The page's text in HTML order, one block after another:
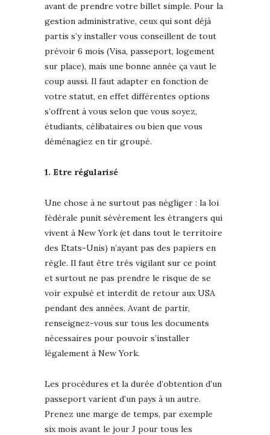
avant de prendre votre billet simple. Pour la
gestion administrative, ceux qui sont déjà
partis s’y installer vous conseillent de tout
prévoir 6 mois (Visa, passeport, logement
sur place), mais une bonne année ça vaut le
coup aussi. Il faut adapter en fonction de
votre statut, en effet différentes options
s’offrent à vous selon que vous soyez,
étudiants, célibataires ou bien que vous
déménagiez en tir groupé.
1. Etre régularisé
Une chose à ne surtout pas négliger : la loi
fédérale punit sévèrement les étrangers qui
vivent à New York (et dans tout le territoire
des Etats-Unis) n’ayant pas des papiers en
règle. Il faut être très vigilant sur ce point
et surtout ne pas prendre le risque de se
voir expulsé et interdit de retour aux USA
pendant des années. Avant de partir,
renseignez-vous sur tous les documents
nécessaires pour pouvoir s’installer
légalement à New York.
Les procédures et la durée d’obtention d’un
passeport varient d’un pays à un autre.
Prenez une marge de temps, par exemple
six mois avant le jour J pour tous les